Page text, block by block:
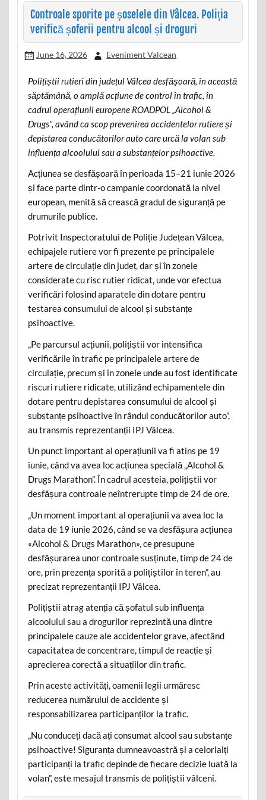
Controale sporite pe șoselele din Vâlcea. Poliția
verifică șoferii pentru alcool și droguri
June 16, 2026 Eveniment Valcean
Polițiștii rutieri din județul Vâlcea desfășoară, în această
săptămână, o amplă acțiune de control în trafic, în
cadrul operațiunii europene ROADPOL „Alcohol &
Drugs”, având ca scop prevenirea accidentelor rutiere și
depistarea conducătorilor auto care urcă la volan sub
influența alcoolului sau a substanțelor psihoactive.
Acțiunea se desfășoară în perioada 15–21 iunie 2026
și face parte dintr-o campanie coordonată la nivel
european, menită să crească gradul de siguranță pe
drumurile publice.
Potrivit Inspectoratului de Poliție Județean Vâlcea,
echipajele rutiere vor fi prezente pe principalele
artere de circulație din județ, dar și în zonele
considerate cu risc rutier ridicat, unde vor efectua
verificări folosind aparatele din dotare pentru
testarea consumului de alcool și substanțe
psihoactive.
„Pe parcursul acțiunii, polițiștii vor intensifica
verificările în trafic pe principalele artere de
circulație, precum și în zonele unde au fost identificate
riscuri rutiere ridicate, utilizând echipamentele din
dotare pentru depistarea consumului de alcool și
substanțe psihoactive în rândul conducătorilor auto”,
au transmis reprezentanții IPJ Vâlcea.
Un punct important al operațiunii va fi atins pe 19
iunie, când va avea loc acțiunea specială „Alcohol &
Drugs Marathon”. În cadrul acesteia, polițiștii vor
desfășura controale neîntrerupte timp de 24 de ore.
„Un moment important al operațiunii va avea loc la
data de 19 iunie 2026, când se va desfășura acțiunea
«Alcohol & Drugs Marathon», ce presupune
desfășurarea unor controale susținute, timp de 24 de
ore, prin prezența sporită a polițiștilor în teren”, au
precizat reprezentanții IPJ Vâlcea.
Polițiștii atrag atenția că șofatul sub influența
alcoolului sau a drogurilor reprezintă una dintre
principalele cauze ale accidentelor grave, afectând
capacitatea de concentrare, timpul de reacție și
aprecierea corectă a situațiilor din trafic.
Prin aceste activități, oamenii legii urmăresc
reducerea numărului de accidente și
responsabilizarea participanților la trafic.
„Nu conduceți dacă ați consumat alcool sau substanțe
psihoactive! Siguranța dumneavoastră și a celorlalți
participanți la trafic depinde de fiecare decizie luată la
volan”, este mesajul transmis de polițiștii vâlceni.